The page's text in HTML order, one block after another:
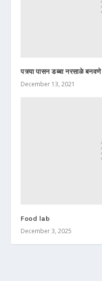
पत्र्या पासन डब्बा नरसाळे बनवणे
December 13, 2021
Food lab
December 3, 2025